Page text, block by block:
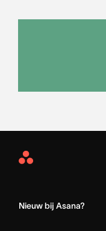
Asana
Nieuw bij Asana?